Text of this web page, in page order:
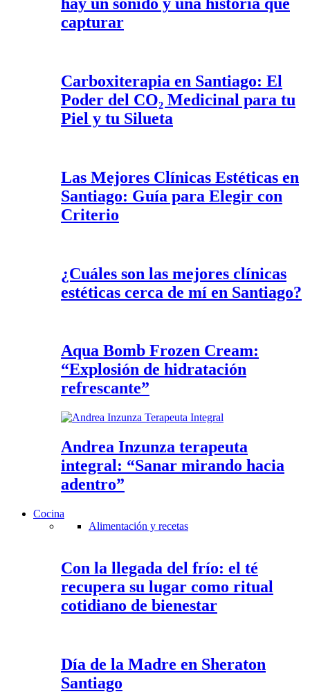
capturar
Carboxiterapia en Santiago: El
Poder del CO₂ Medicinal para tu
Piel y tu Silueta
Las Mejores Clínicas Estéticas en
Santiago: Guía para Elegir con
Criterio
¿Cuáles son las mejores clínicas
estéticas cerca de mí en Santiago?
Aqua Bomb Frozen Cream:
“Explosión de hidratación
refrescante”
Andrea Inzunza terapeuta
integral: “Sanar mirando hacia
adentro”
Cocina
Alimentación y recetas
Con la llegada del frío: el té
recupera su lugar como ritual
cotidiano de bienestar
Día de la Madre en Sheraton
Santiago